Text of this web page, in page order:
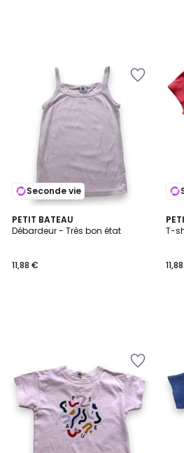
Seconde vie
PETIT BATEAU
Débardeur - Très bon état
11,88 €